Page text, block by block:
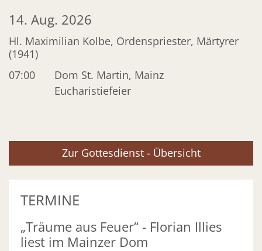
14. Aug. 2026
Hl. Maximilian Kolbe, Ordenspriester, Märtyrer
(1941)
07:00
Dom St. Martin, Mainz
Eucharistiefeier
Zur Gottesdienst - Übersicht
TERMINE
„Träume aus Feuer“ - Florian Illies
liest im Mainzer Dom